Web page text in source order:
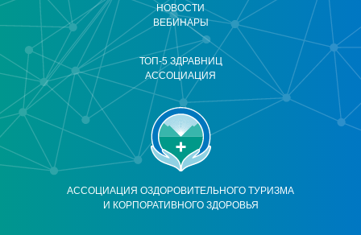
АССОЦИАЦИЯ ОЗДОРОВИТЕЛЬНОГО ТУРИЗМА
И КОРПОРАТИВНОГО ЗДОРОВЬЯ
НОВОСТИ
ВЕБИНАРЫ
ТОП-5 ЗДРАВНИЦ
АССОЦИАЦИЯ